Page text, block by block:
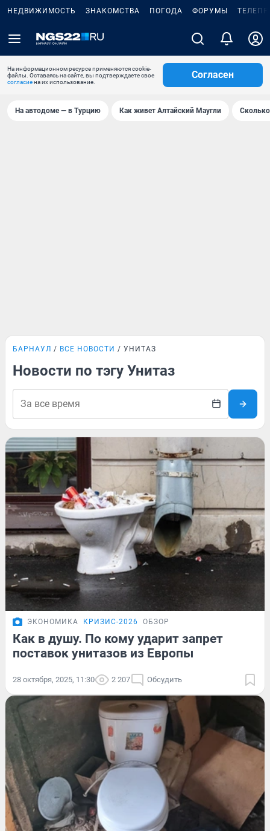
НЕДВИЖИМОСТЬ ЗНАКОМСТВА ПОГОДА ФОРУМЫ
На информационном ресурсе применяются cookie-
файлы. Оставаясь на сайте, вы подтверждаете свое
согласиена их использование.
Согласен
На автодоме — в Турцию Как живет Алтайский Маугли
БАРНАУЛ ВСЕ НОВОСТИ УНИТАЗ
Новости по тэгу Унитаз
ЭКОНОМИКА КРИЗИС-2026 ОБЗОР
Как в душу. По кому ударит запрет
поставок унитазов из Европы
28 октября, 2025, 11:30 2 207 Обсудить